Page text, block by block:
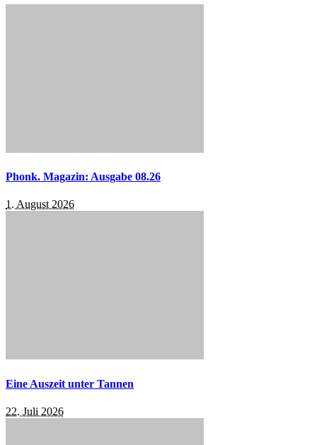
Phonk. Magazin: Ausgabe 08.26
1. August 2026
Eine Auszeit unter Tannen
22. Juli 2026